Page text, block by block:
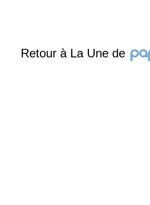
Retour à La Une de